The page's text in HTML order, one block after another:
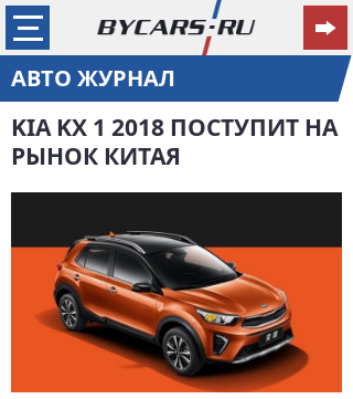
АВТО ЖУРНАЛ
KIA KX 1 2018 ПОСТУПИТ НА
РЫНОК КИТАЯ